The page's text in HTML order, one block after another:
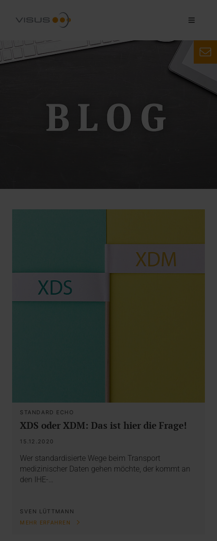
STANDARD ECHO
XDS oder XDM: Das ist hier die Frage!
15.12.2020
Wer standardisierte Wege beim Transport
medizinischer Daten gehen möchte, der kommt an
den IHE-…
SVEN LÜTTMANN
MEHR ERFAHREN